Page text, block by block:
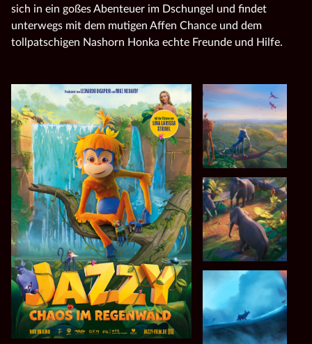
sich in ein goßes Abenteuer im Dschungel und findet
unterwegs mit dem mutigen Affen Chance und dem
tollpatschigen Nashorn Honka echte Freunde und Hilfe.